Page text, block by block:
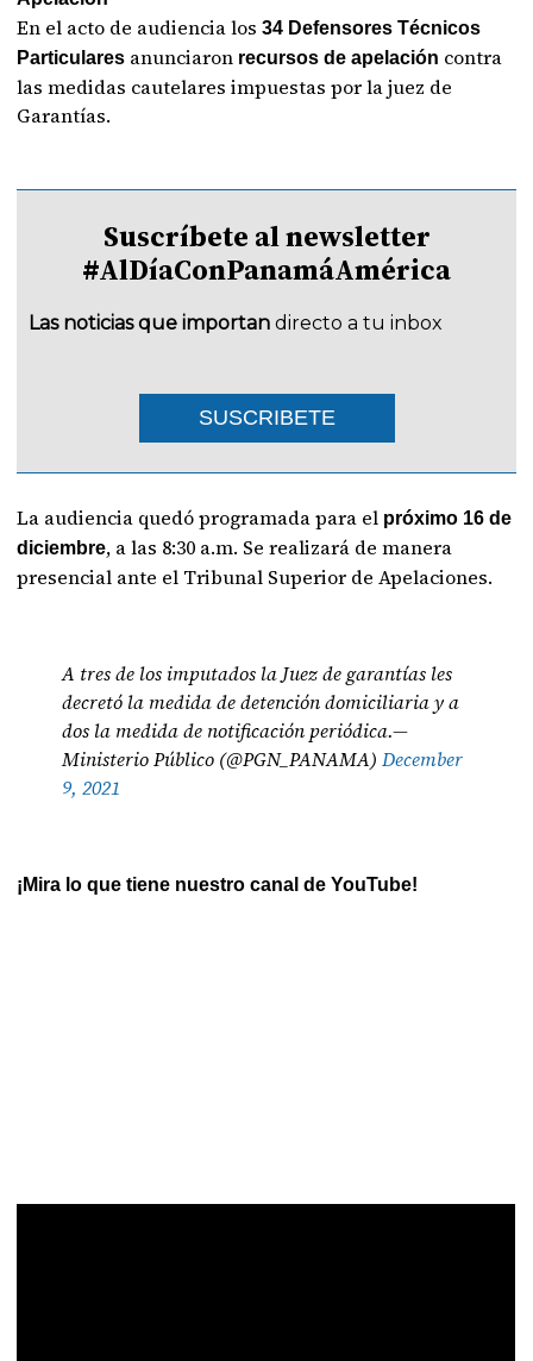
En el acto de audiencia los34 Defensores Técnicos
Particulares anunciaron recursos de apelación contra
las medidas cautelares impuestas por la juez de
Garantías.
Suscríbete al newsletter
#AlDíaConPanamáAmérica
Las noticias que importan directo a tu inbox
SUSCRIBETE
La audiencia quedó programada para el próximo 16 de
diciembre, a las 8:30 a.m. Se realizará de manera
presencial ante el Tribunal Superior de Apelaciones.
A tres de los imputados la Juez de garantías les
decretó la medida de detención domiciliaria y a
dos la medida de notificación periódica.—
Ministerio Público (@PGN_PANAMA)December
9, 2021
¡Mira lo que tiene nuestro canal de YouTube!